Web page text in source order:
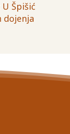
Špišić
dojenja